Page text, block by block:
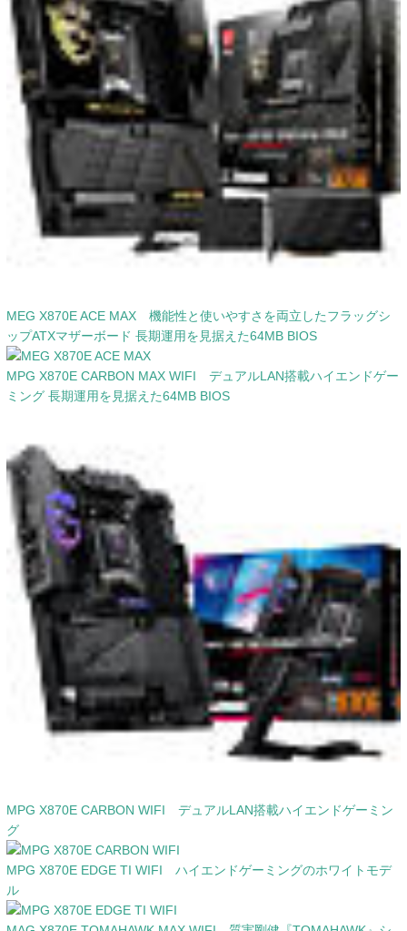
MEG X870E ACE MAX 機能性と使いやすさを両立したフラッグシ
ップATXマザーボード 長期運用を見据えた64MB BIOS
MPG X870E CARBON MAX WIFI デュアルLAN搭載ハイエンドゲー
ミング 長期運用を見据えた64MB BIOS
MPG X870E CARBON WIFI デュアルLAN搭載ハイエンドゲーミン
グ
MPG X870E EDGE TI WIFI ハイエンドゲーミングのホワイトモデ
ル